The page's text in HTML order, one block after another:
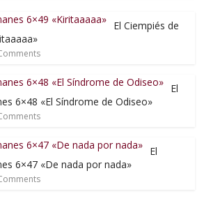
El Ciempiés de
El
6×48 «El Síndrome de Odiseo»
El
6×47 «De nada por nada»